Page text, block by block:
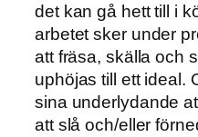
det kan gå hett till i
arbetet sker under
att fräsa, skälla och
uphöjas till ett ideal.
sina underlydande
att slå och/eller